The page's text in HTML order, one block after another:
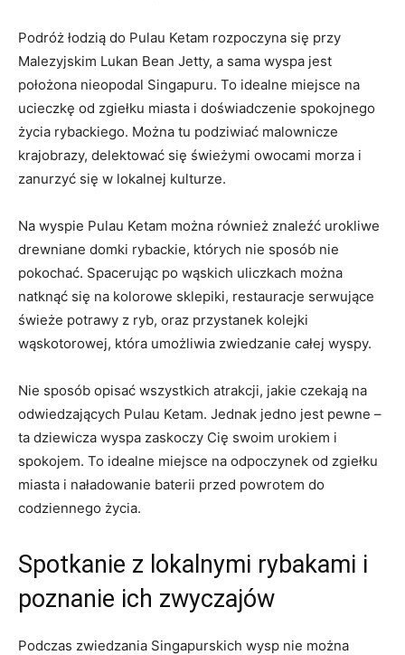
Podróż łodzią do Pulau Ketam ‍rozpoczyna się przy
Malezyjskim Lukan Bean Jetty, a sama wyspa ‍jest
położona nieopodal Singapuru. To idealne​ miejsce na
ucieczkę od zgiełku⁣ miasta ‌i doświadczenie spokojnego
życia rybackiego. Można tu podziwiać malownicze
krajobrazy, delektować się świeżymi owocami⁤ morza i
zanurzyć się ‍w lokalnej kulturze.
Na wyspie Pulau Ketam można również znaleźć urokliwe
drewniane domki rybackie, których⁢ nie sposób nie
pokochać.⁤ Spacerując‍ po ​wąskich uliczkach można
natknąć się na kolorowe sklepiki, restauracje serwujące
świeże potrawy⁣ z ryb, oraz​ przystanek kolejki​
wąskotorowej, która umożliwia zwiedzanie całej wyspy.
Nie⁤ sposób opisać wszystkich atrakcji, jakie czekają na
odwiedzających Pulau Ketam. Jednak jedno jest ⁣pewne –
ta dziewicza wyspa zaskoczy Cię swoim urokiem i
spokojem. To idealne miejsce na odpoczynek od zgiełku
⁣miasta i naładowanie ​baterii przed ⁢powrotem do⁤
codziennego życia.
Spotkanie‌ z lokalnymi‌ rybakami i
poznanie ich zwyczajów
Podczas zwiedzania Singapurskich wysp ⁣nie ⁣można